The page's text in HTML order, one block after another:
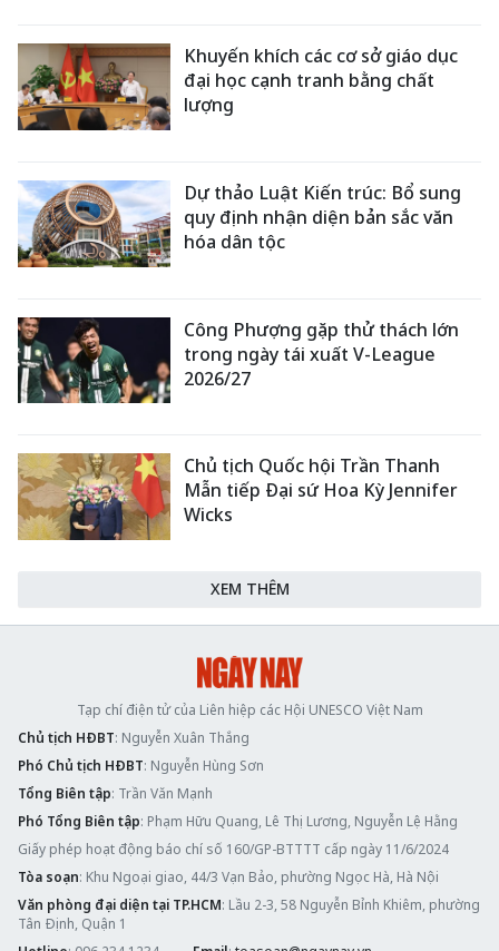
Khuyến khích các cơ sở giáo dục
đại học cạnh tranh bằng chất
lượng
Dự thảo Luật Kiến trúc: Bổ sung
quy định nhận diện bản sắc văn
hóa dân tộc
Công Phượng gặp thử thách lớn
trong ngày tái xuất V-League
2026/27
Chủ tịch Quốc hội Trần Thanh
Mẫn tiếp Đại sứ Hoa Kỳ Jennifer
Wicks
XEM THÊM
Tạp chí điện tử của Liên hiệp các Hội UNESCO Việt Nam
Chủ tịch HĐBT: Nguyễn Xuân Thắng
Phó Chủ tịch HĐBT: Nguyễn Hùng Sơn
Tổng Biên tập: Trần Văn Mạnh
Phó Tổng Biên tập: Phạm Hữu Quang, Lê Thị Lương, Nguyễn Lệ Hằng
Giấy phép hoạt động báo chí số 160/GP-BTTTT cấp ngày 11/6/2024
Tòa soạn: Khu Ngoại giao, 44/3 Vạn Bảo, phường Ngọc Hà, Hà Nội
Văn phòng đại diện tại TP.HCM: Lầu 2-3, 58 Nguyễn Bỉnh Khiêm, phường
Tân Định, Quận 1